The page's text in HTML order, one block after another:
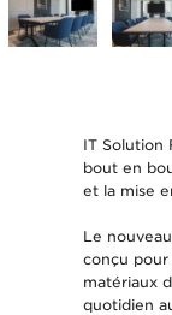
IT Solution
bout en
et la mise
Le
conçu
matériaux
quotidien